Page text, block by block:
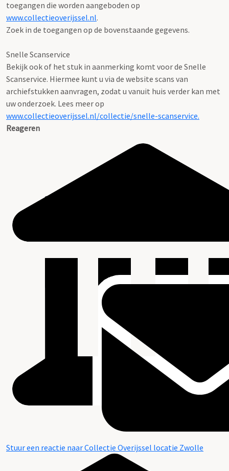
toegangen die worden aangeboden op
www.collectieoverijssel.nl.
Zoek in de toegangen op de bovenstaande gegevens.
Snelle Scanservice
Bekijk ook of het stuk in aanmerking komt voor de Snelle
Scanservice. Hiermee kunt u via de website scans van
archiefstukken aanvragen, zodat u vanuit huis verder kan met
uw onderzoek. Lees meer op
www.collectieoverijssel.nl/collectie/snelle-scanservice.
Reageren
Stuur een reactie naar Collectie Overijssel locatie Zwolle